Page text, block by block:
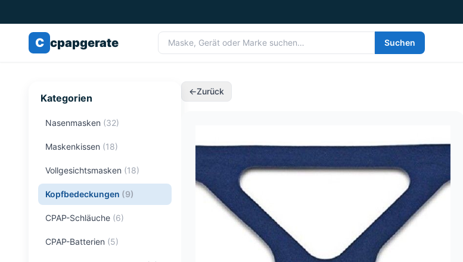
C cpapgerate Suchen
Kategorien
Nasenmasken (32)
Maskenkissen (18)
Vollgesichtsmasken (18)
Kopfbedeckungen (9)
CPAP-Schläuche (6)
CPAP-Batterien (5)
←Zurück